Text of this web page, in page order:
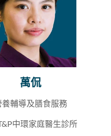
萬侃
養輔導及膳食服務
中環家庭醫生診所